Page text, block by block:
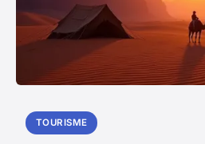
TOURISME